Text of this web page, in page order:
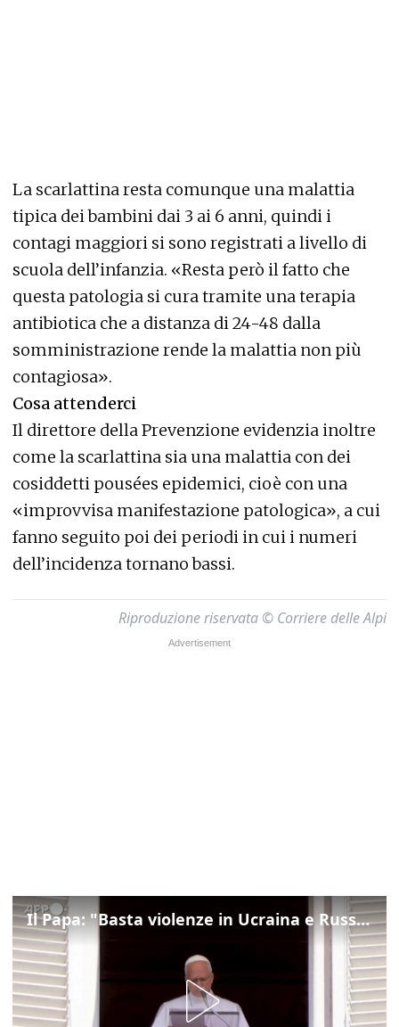
La scarlattina resta comunque una malattia
tipica dei bambini dai 3 ai 6 anni, quindi i
contagi maggiori si sono registrati a livello di
scuola dell’infanzia. «Resta però il fatto che
questa patologia si cura tramite una terapia
antibiotica che a distanza di 24-48 dalla
somministrazione rende la malattia non più
contagiosa».
Cosa attenderci
Il direttore della Prevenzione evidenzia inoltre
come la scarlattina sia una malattia con dei
cosiddetti pousées epidemici, cioè con una
«improvvisa manifestazione patologica», a cui
fanno seguito poi dei periodi in cui i numeri
dell’incidenza tornano bassi.
Riproduzione riservata © Corriere delle Alpi
Il Papa: "Basta violenze in Ucraina e Russia, spazio a diplomazia"